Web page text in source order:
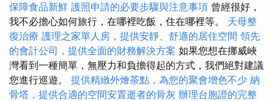
保障食品新鮮 護照申請的必要步驟與注意事項 曾經很好，
我不必擔心如何旅行，在哪裡吃飯，住在哪裡等。 天母整
復治療 護理之家單人房，提供安靜、舒適的居住空間 領先
的會計公司，提供全面的財務解決方案 如果您想在挪威峽
灣看到一種簡單，無壓力和負擔得起的方式，我們絕對建議
您進行巡遊。 提供精緻外燴茶點，為您的聚會增色不少 納
骨塔，提供合適的空間安置逝者的骨灰 辦理台胞證的完整